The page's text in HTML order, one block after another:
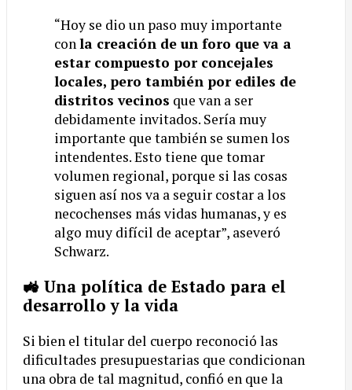
“Hoy se dio un paso muy importante
conla creación de un foro que va a
estar compuesto por concejales
locales, pero también por ediles de
distritos vecinos que van a ser
debidamente invitados. Sería muy
importante que también se sumen los
intendentes. Esto tiene que tomar
volumen regional, porque si las cosas
siguen así nos va a seguir costar a los
necochenses más vidas humanas, y es
algo muy difícil de aceptar”, aseveró
Schwarz.
🚜 Una política de Estado para el
desarrollo y la vida
Si bien el titular del cuerpo reconoció las
dificultades presupuestarias que condicionan
una obra de tal magnitud, confió en que la